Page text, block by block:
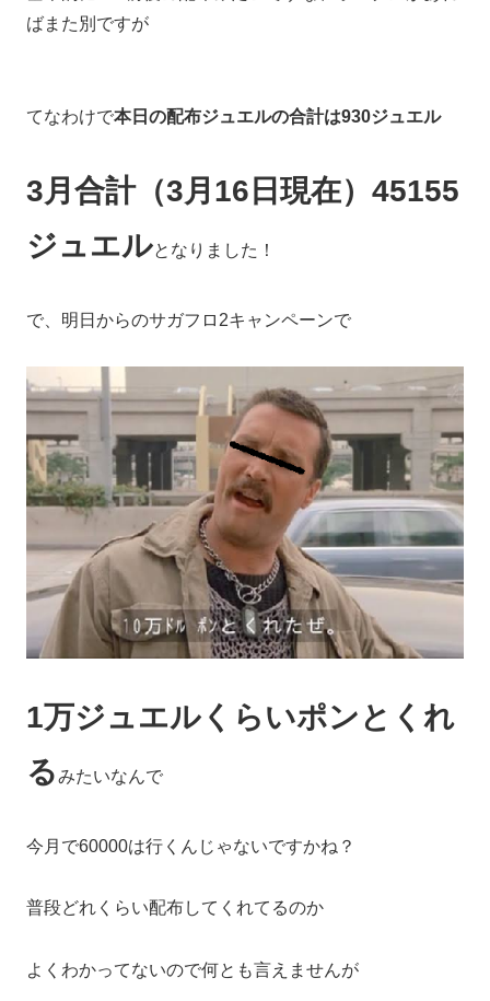
ばまた別ですが
てなわけで本日の配布ジュエルの合計は930ジュエル
3月合計（3月16日現在）45155
ジュエルとなりました！
で、明日からのサガフロ2キャンペーンで
1万ジュエルくらいポンとくれ
るみたいなんで
今月で60000は行くんじゃないですかね？
普段どれくらい配布してくれてるのか
よくわかってないので何とも言えませんが